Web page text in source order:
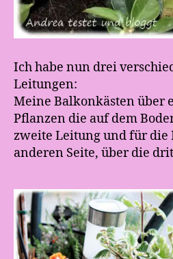
Ich habe nun drei
Leitungen:
Meine Balkonkästen über
Pflanzen die auf dem
zweite Leitung und für die
anderen Seite, über die